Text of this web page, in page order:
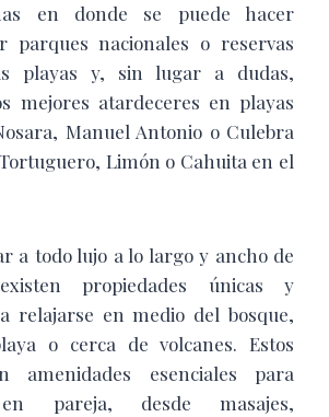
en donde se puede hacer
parques nacionales o reservas
playas y, sin lugar a dudas,
mejores atardeceres en playas
Manuel Antonio o Culebra
Limón o Cahuita en el
a todo lujo a lo largo y ancho de
propiedades únicas y
relajarse en medio del bosque,
o cerca devolcanes. Estos
amenidades esenciales para
pareja, desde masajes,